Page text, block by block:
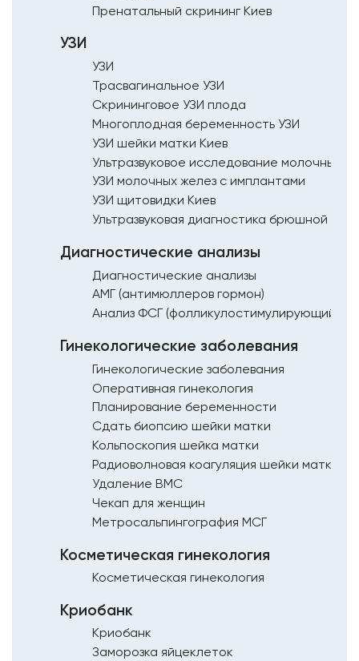
Пренатальный скрининг Киев
УЗИ
УЗИ
Трасвагинальное УЗИ
Скрининговое УЗИ плода
Многоплодная беременность УЗИ
УЗИ шейки матки Киев
УЗИ молочных желез с имплантами
УЗИ щитовидки Киев
Ультразвуковая диагностика брюшной
Диагностические анализы
Диагностические анализы
АМГ (антимюллеров гормон)
Анализ ФСГ (фолликулостимулирующий
Гинекологические заболевания
Гинекологические заболевания
Оперативная гинекология
Планирование беременности
Сдать биопсию шейки матки
Кольпоскопия шейка матки
Удаление ВМС
Чекап для женщин
Метросальпингография МСГ
Косметическая гинекология
Косметическая гинекология
Криобанк
Криобанк
Заморозка яйцеклеток